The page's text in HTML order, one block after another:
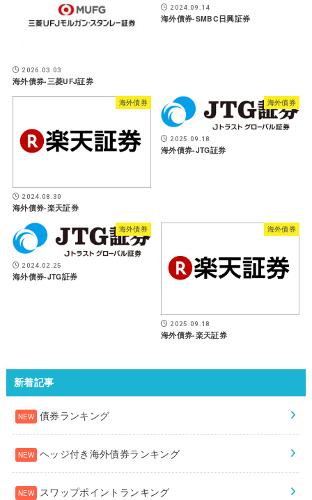
2026.03.03
海外債券-三菱UFJ証券
2024.09.14
海外債券-SMBC日興証券
海外債券
2024.08.30
海外債券-楽天証券
海外債券
2025.09.18
海外債券-JTG証券
海外債券
2024.02.25
海外債券-JTG証券
海外債券
2025.09.18
海外債券-楽天証券
新着記事
債券ランキング
ヘッジ付き海外債券ランキング
スワップポイントランキング